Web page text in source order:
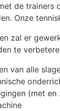
de
Onze
zal er
te
van alle
(met en